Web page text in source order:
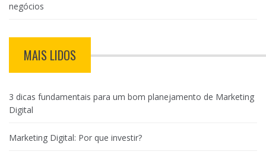
negócios
MAIS LIDOS
3 dicas fundamentais para um bom planejamento de Marketing
Digital
Marketing Digital: Por que investir?